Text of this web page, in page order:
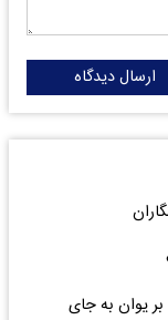
ارسال دیدگاه
یوان به جای